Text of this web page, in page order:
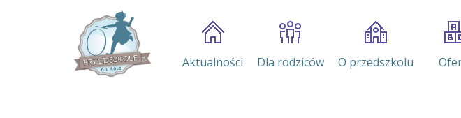
Aktualności Dla rodziców O przedszkolu